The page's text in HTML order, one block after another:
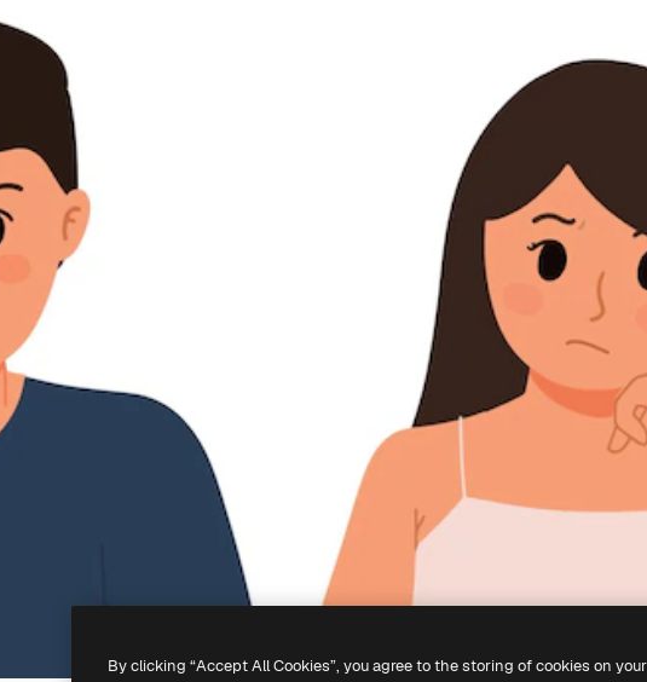
By clicking “Accept All Cookies”, you agree to the storing of cookies on